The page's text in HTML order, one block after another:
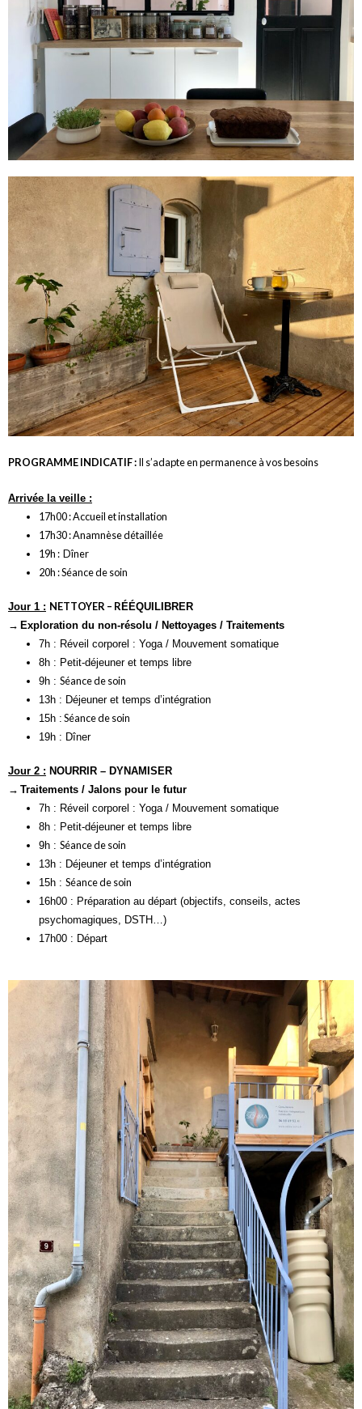
PROGRAMMEINDICATIF:Il s’adapte en permanence à vos besoins
Arrivée la veille :
17h00 : Accueil et installation
17h30 : Anamnèse détaillée
19h : Dîner
20h : Séance de soin
Jour 1 : NETTOYER – R É ÉQUILIBRER
→ Exploration du non-résolu / Nettoyages / Traitements
7h : Réveil corporel : Yoga / Mouvement somatique
8h : Petit-déjeuner et temps libre
9h :Séance de soin
13h : Déjeuner et temps d’intégration
15h : Séance de soin
19h : Dîner
Jour 2 : NOURRIR – DYNAMISER
→ Traitements / Jalons pour le futur
7h : Réveil corporel : Yoga / Mouvement somatique
8h : Petit-déjeuner et temps libre
9h :Séance de soin
13h : Déjeuner et temps d’intégration
15h :Séance de soin
16h00 : Préparation au départ (objectifs, conseils, actes
psychomagiques, DSTH…)
17h00 : Départ